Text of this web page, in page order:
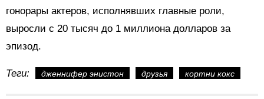
гонорары актеров, исполнявших главные роли,
выросли с 20 тысяч до 1 миллиона долларов за
эпизод.
Теги: дженнифер энистон друзья кортни кокс